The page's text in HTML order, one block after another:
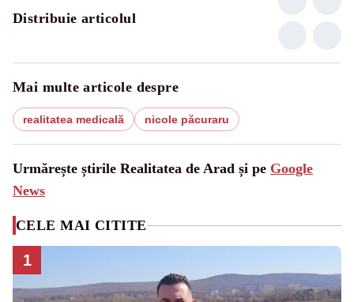
Distribuie articolul
Mai multe articole despre
realitatea medicală nicole păcuraru
Urmărește știrile Realitatea de Arad și pe Google
News
CELE MAI CITITE
1